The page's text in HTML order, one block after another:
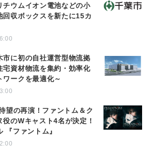
チウムイオン電池などの小
回収ボックスを新たに15カ
市に初の自社運営型物流拠
宅資材物流を集約・効率化
ワークを最適化～
望の再演！ファントム＆ク
役のWキャスト4名が決定！
『ファントム』